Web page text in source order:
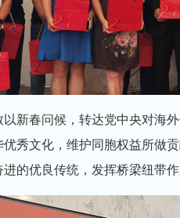
新春问候，转达党中央对海
秀文化，维护同胞权益所做
的优良传统，发挥桥梁纽带